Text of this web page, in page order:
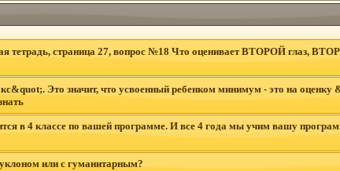
страница 27, вопрос №18 Что оценивает ВТОРОЙ глаз,
Это значит, что усвоенный ребенком минимум - это на
в 4 классе по вашей программе. И все 4 года мы учим вашу
или с гуманитарным?